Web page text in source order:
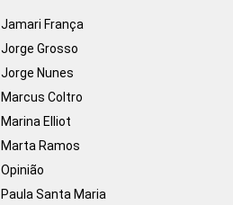
Jamari França
Jorge Grosso
Jorge Nunes
Marcus Coltro
Marina Elliot
Marta Ramos
Opinião
Paula Santa Maria